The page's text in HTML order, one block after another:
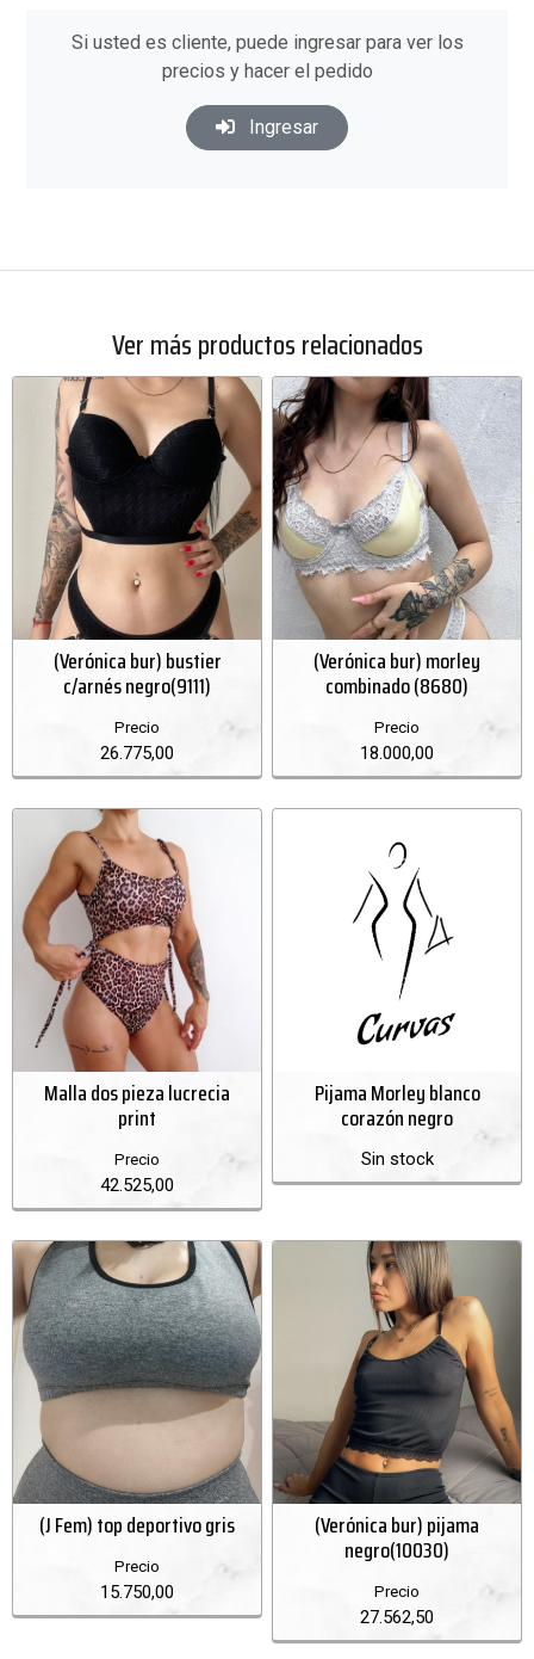
Si usted es cliente, puede ingresar para ver los
precios y hacer el pedido
Ingresar
Ver más productos relacionados
(Verónica bur) bustier
c/arnés negro(9111)
Precio
26.775,00
(Verónica bur) morley
combinado (8680)
Precio
18.000,00
Malla dos pieza lucrecia
print
Precio
42.525,00
Pijama Morley blanco
corazón negro
Sin stock
(J Fem) top deportivo gris
Precio
15.750,00
(Verónica bur) pijama
negro(10030)
Precio
27.562,50